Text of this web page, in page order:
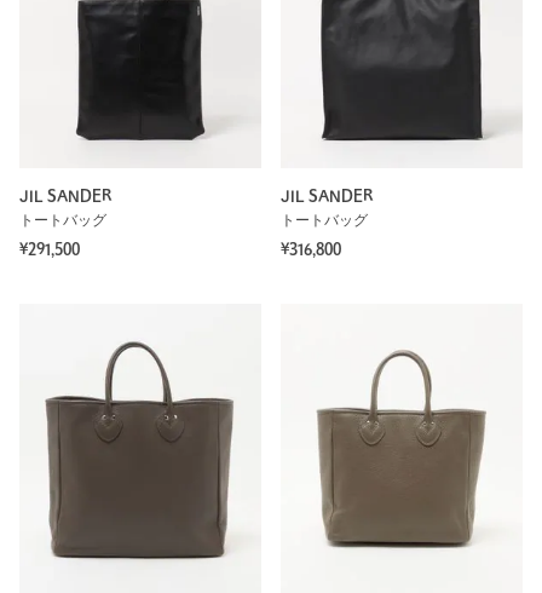
JIL SANDER
トートバッグ
¥291,500
JIL SANDER
トートバッグ
¥316,800